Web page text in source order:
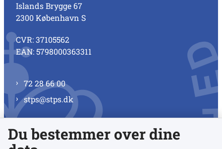
Islands Brygge 67
2300 København S
CVR: 37105562
EAN: 5798000363311
72 28 66 00
stps@stps.dk
Se alle kontaktnumre
Du bestemmer over dine